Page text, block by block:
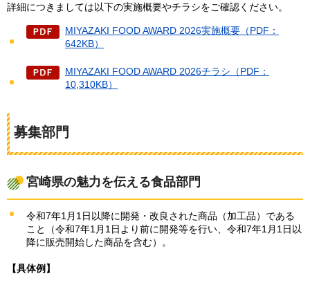
詳細につきましては以下の実施概要やチラシをご確認ください。
MIYAZAKI FOOD AWARD 2026実施概要（PDF：
642KB）
MIYAZAKI FOOD AWARD 2026チラシ（PDF：
10,310KB）
募集部門
宮崎県の魅力を伝える食品部門
令和7年1月1日以降に開発・改良された商品（加工品）である
こと（令和7年1月1日より前に開発等を行い、令和7年1月1日以
降に販売開始した商品を含む）。
【具体例】